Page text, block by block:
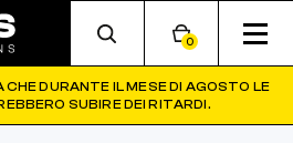
0
CHE DURANTE IL MESE DI AGOSTO LE
SUBIRE DEI RITARDI.